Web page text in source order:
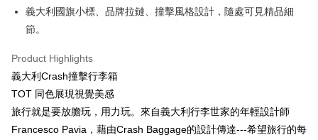
義大利國旗小標、品牌拉鏈、撞擊風格設計，隨處可見精品細
節。
Product Highlights
義大利Crash撞擊行李箱
TOT 同色展現視覺美感
旅行就是要放膽玩，用力玩。來自義大利行李世家的年輕設計師
Francesco Pavia，藉由Crash Baggage的設計傳達---希望旅行的每